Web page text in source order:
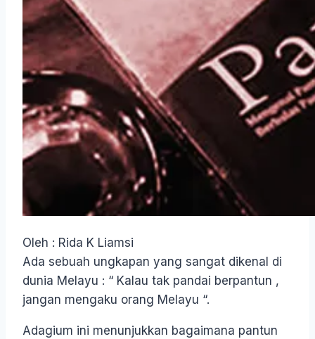
Oleh : Rida K Liamsi
Ada sebuah ungkapan yang sangat dikenal di
dunia Melayu : “ Kalau tak pandai berpantun ,
jangan mengaku orang Melayu “.
Adagium ini menunjukkan bagaimana pantun